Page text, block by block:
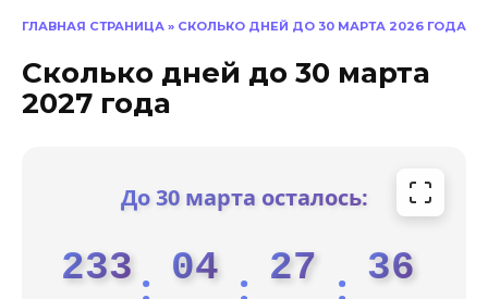
ГЛАВНАЯ СТРАНИЦА » СКОЛЬКО ДНЕЙ ДО 30 МАРТА 2026 ГОДА
Сколько дней до 30 марта
2027 года
До 30 марта осталось:
233 : 04 : 27 : 36